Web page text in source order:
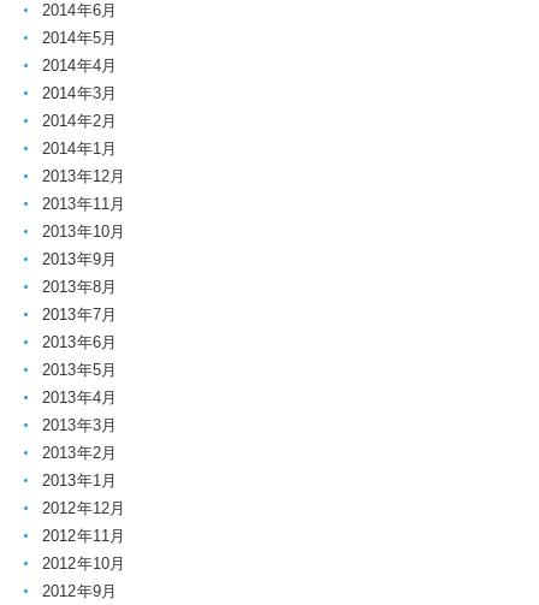
2014年6月
2014年5月
2014年4月
2014年3月
2014年2月
2014年1月
2013年12月
2013年11月
2013年10月
2013年9月
2013年8月
2013年7月
2013年6月
2013年5月
2013年4月
2013年3月
2013年2月
2013年1月
2012年12月
2012年11月
2012年10月
2012年9月